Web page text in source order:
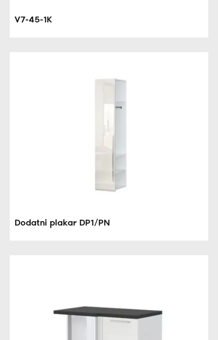
V7-45-1K
Dodatni plakar DP1/PN